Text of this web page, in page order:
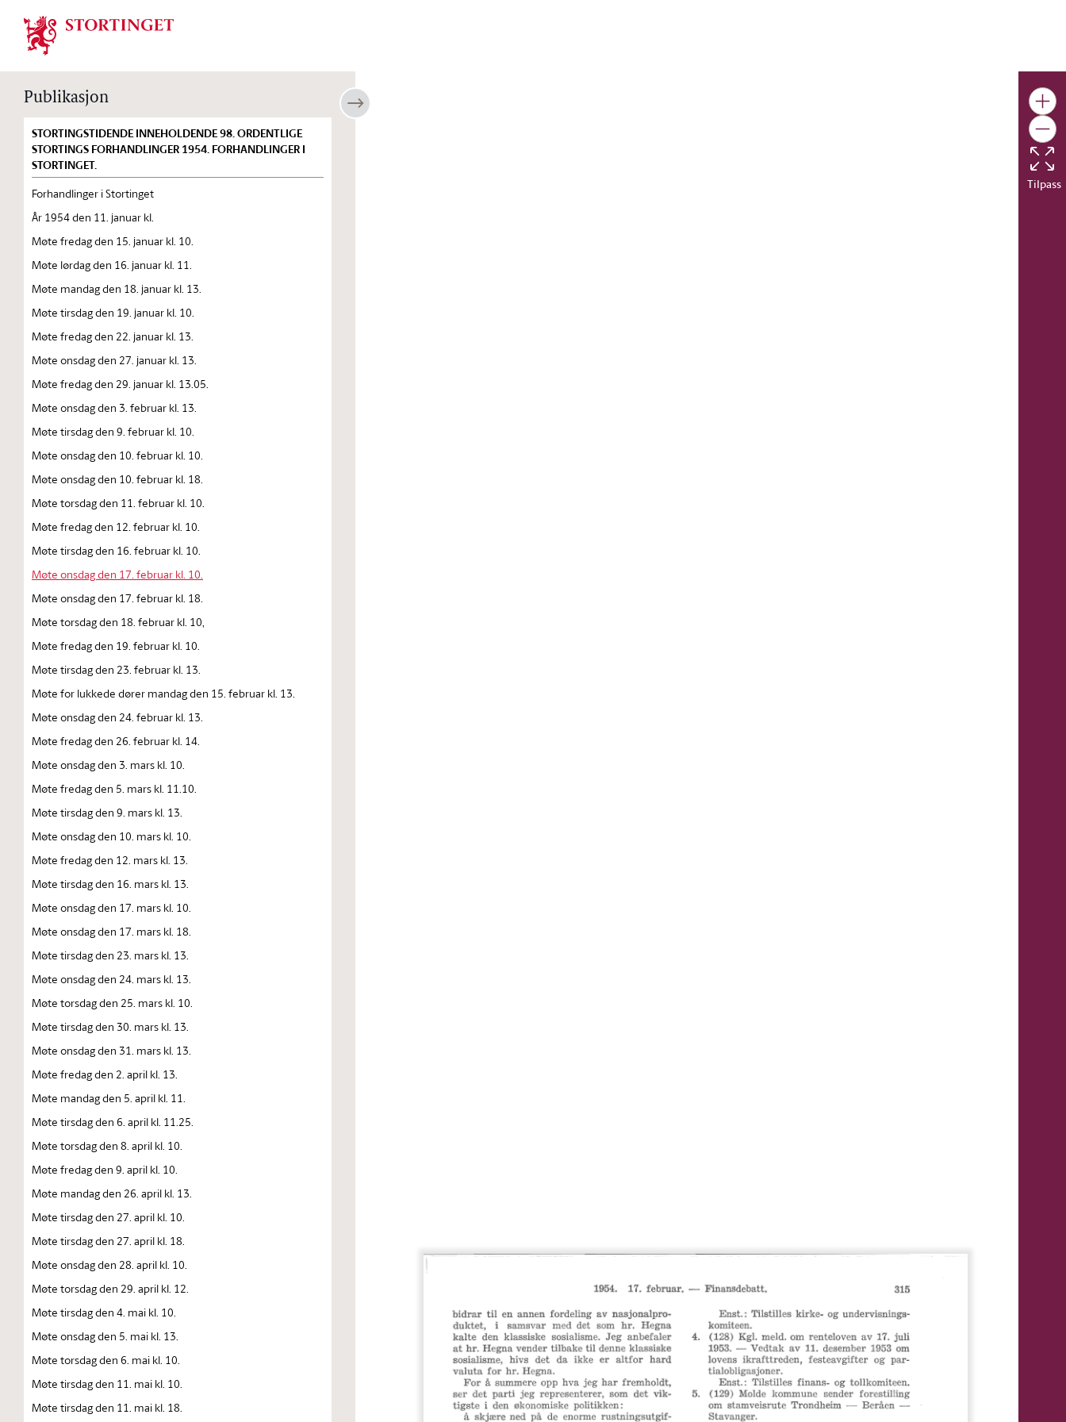
Stortinget.no
Publikasjon
STORTINGSTIDENDE INNEHOLDENDE 98. ORDENTLIGE
STORTINGS FORHANDLINGER 1954. FORHANDLINGER I
STORTINGET.
Forhandlinger i Stortinget
År 1954 den 11. januar kl.
Møte fredag den 15. januar kl. 10.
Møte lørdag den 16. januar kl. 11.
Møte mandag den 18. januar kl. 13.
Møte tirsdag den 19. januar kl. 10.
Møte fredag den 22. januar kl. 13.
Møte onsdag den 27. januar kl. 13.
Møte fredag den 29. januar kl. 13.05.
Møte onsdag den 3. februar kl. 13.
Møte tirsdag den 9. februar kl. 10.
Møte onsdag den 10. februar kl. 10.
Møte onsdag den 10. februar kl. 18.
Møte torsdag den 11. februar kl. 10.
Møte fredag den 12. februar kl. 10.
Møte tirsdag den 16. februar kl. 10.
Møte onsdag den 17. februar kl. 10.
Møte onsdag den 17. februar kl. 18.
Møte torsdag den 18. februar kl. 10,
Møte fredag den 19. februar kl. 10.
Møte tirsdag den 23. februar kl. 13.
Møte for lukkede dører mandag den 15. februar kl. 13.
Møte onsdag den 24. februar kl. 13.
Møte fredag den 26. februar kl. 14.
Møte onsdag den 3. mars kl. 10.
Møte fredag den 5. mars kl. 11.10.
Møte tirsdag den 9. mars kl. 13.
Møte onsdag den 10. mars kl. 10.
Møte fredag den 12. mars kl. 13.
Møte tirsdag den 16. mars kl. 13.
Møte onsdag den 17. mars kl. 10.
Møte onsdag den 17. mars kl. 18.
Møte tirsdag den 23. mars kl. 13.
Møte onsdag den 24. mars kl. 13.
Møte torsdag den 25. mars kl. 10.
Møte tirsdag den 30. mars kl. 13.
Møte onsdag den 31. mars kl. 13.
Møte fredag den 2. april kl. 13.
Møte mandag den 5. april kl. 11.
Møte tirsdag den 6. april kl. 11.25.
Møte torsdag den 8. april kl. 10.
Møte fredag den 9. april kl. 10.
Møte mandag den 26. april kl. 13.
Møte tirsdag den 27. april kl. 10.
Møte tirsdag den 27. april kl. 18.
Møte onsdag den 28. april kl. 10.
Møte torsdag den 29. april kl. 12.
Møte tirsdag den 4. mai kl. 10.
Møte onsdag den 5. mai kl. 13.
Møte torsdag den 6. mai kl. 10.
Møte tirsdag den 11. mai kl. 10.
Møte tirsdag den 11. mai kl. 18.